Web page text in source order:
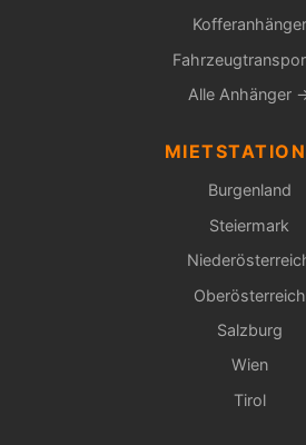
Kofferanhänger
Alle Anhänger
Burgenland
Steiermark
Oberösterreich
Salzburg
Wien
Tirol